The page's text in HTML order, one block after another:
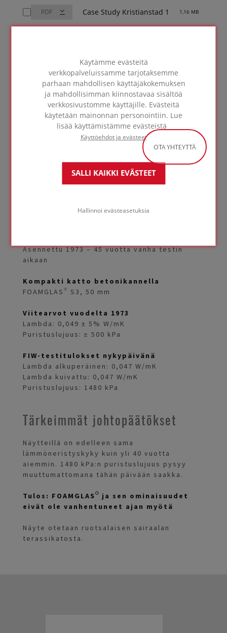
Käytämme evästeitä
verkkopalveluissamme tarjotaksemme
parhaan mahdollisen käyttäjäkokemuksen
ja mahdollisimman kiinnostavaa sisältöä
verkkosivustomme käyttäjille. Evästeitä
käytetään mainonnan personointiin. Lue
lisää käyttämistämme evästeistä
Käyttöehdot ja evästeet
SALLI KAIKKI EVÄSTEET
Hallinnoi evästeasetuksia
Case Study Kristianstad 1 1,16 MB
study_EN
Lataa valitut (0)
SAIRAALA
Asennettu 1973 – 45 vuotta vanha testin
aikaan
Kompakti katto betonikannella
FOAMGLAS® S3, 50 mm
Viitearvot vuodelta 1973
Lambda: 0,049 ± 5% W/mK
Puristuslujuus: ≥ 500 kPa
FIW-testitulokset nykypäivänä
Lambda alkuperäinen: 0,047 W/mK
Lambda kuivattu: 0,047 W/mK
Puristuslujuus: 1480 kPa
Tärkeimmät johtopäätökset
Näytteillä on edelleen sama
lämmöneristyskyky kuin yli 40 vuotta
aiemmin. 1480 kPa:n puristuslujuus pysyy
muuttumattomana tähän päivään saakka.
Tulos: FOAMGLAS® ja sen ominaisuudet
eivät ole vanhentuneet ajan myötä
Näyte otetaan ruotsalaisen sairaalan
terassikatosta.
OTA YHTEYTTÄ